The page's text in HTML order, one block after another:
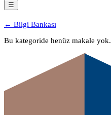
☰
← Bilgi Bankası
Bu kategoride henüz makale yok.